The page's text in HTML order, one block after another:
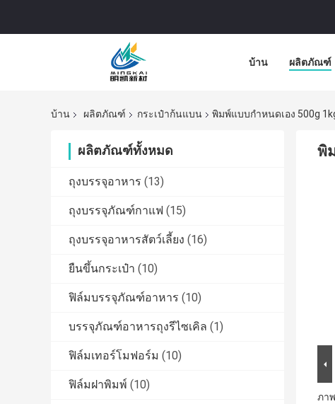
บ้าน ผลิตภัณฑ์
บ้าน ผลิตภัณฑ์ กระเป๋าก้นแบน พิมพ์แบบกำหนดเอง 500g
ผลิตภัณฑ์ทั้งหมด
ถุงบรรจุอาหาร (13)
ถุงบรรจุภัณฑ์กาแฟ (15)
ถุงบรรจุอาหารสัตว์เลี้ยง (16)
ยืนขึ้นกระเป๋า (10)
ฟิล์มบรรจุภัณฑ์อาหาร (10)
บรรจุภัณฑ์อาหารถุงรีไซเคิล (1)
ฟิล์มเทอร์โมฟอร์ม (10)
ฟิล์มฝาพิมพ์ (10)
พิ
ภา